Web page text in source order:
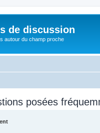
de discussion
autour du champ proche
posées